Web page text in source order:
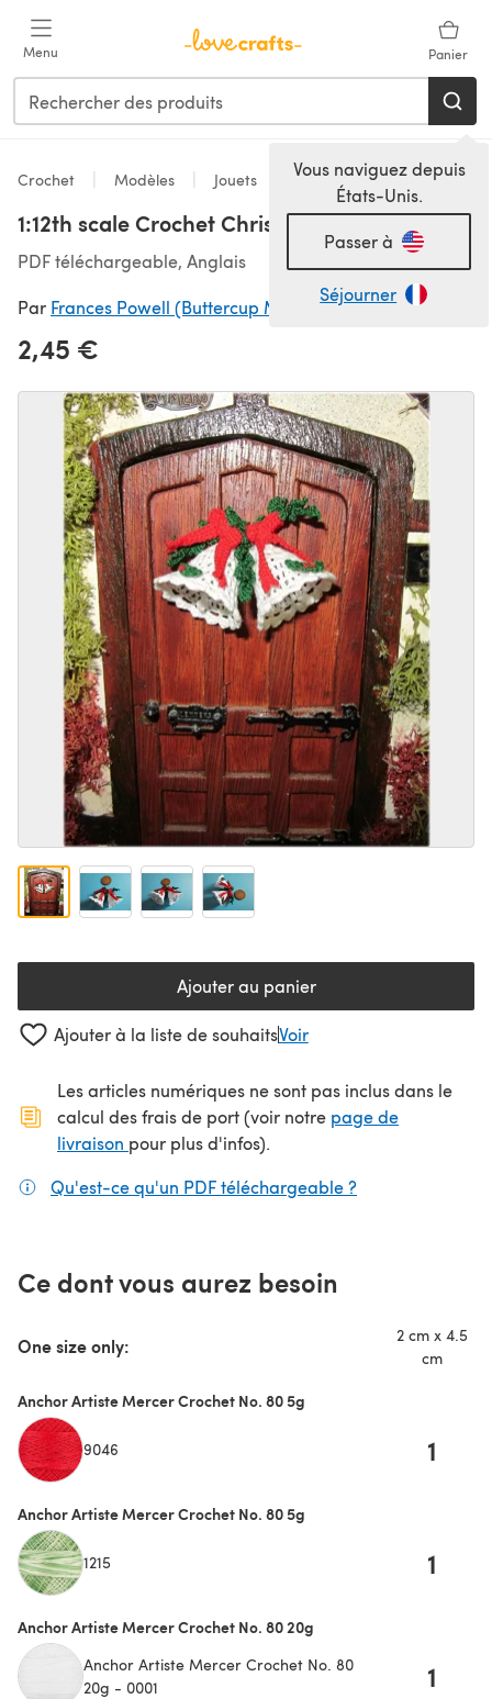
Menu Panier
Vous naviguez depuis
États-Unis.
Passer à
Séjourner
Crochet Modèles Jouets
1:12th scale Crochet Christmas Bells
PDF téléchargeable, Anglais
Par Frances Powell (Buttercup Miniatures)
2,45 €
Ajouter au panier
Ajouter à la liste de souhaitsVoir
Les articles numériques ne sont pas inclus dans le
calcul des frais de port (voir notre page de
livraison (s'ouvre dans un nouvel onglet)
pour plus d'infos).
Qu'est-ce qu'un PDF téléchargeable ?
Ce dont vous aurez besoin
One size only:
2 cm x 4.5
cm
Anchor Artiste Mercer Crochet No. 80 5g
9046 1
Anchor Artiste Mercer Crochet No. 80 5g
1215 1
Anchor Artiste Mercer Crochet No. 80 20g
Anchor Artiste Mercer Crochet No. 80
20g - 0001
1